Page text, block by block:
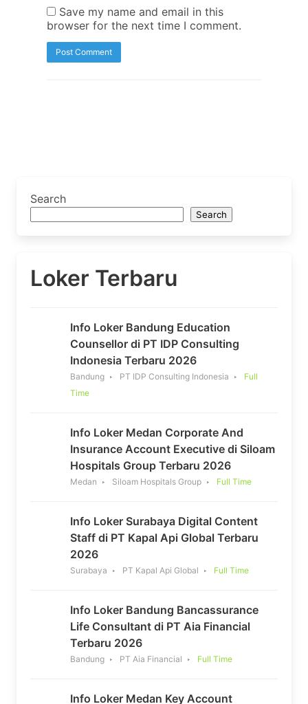
Save my name and email in this
browser for the next time I comment.
Search
Search
Loker Terbaru
Info Loker Bandung Education
Counsellor di PT IDP Consulting
Indonesia Terbaru 2026
Bandung PT IDP Consulting Indonesia
Full
Time
Info Loker Medan Corporate And
Insurance Account Executive di Siloam
Hospitals Group Terbaru 2026
Medan Siloam Hospitals Group Full Time
Info Loker Surabaya Digital Content
Staff di PT Kapal Api Global Terbaru
2026
Surabaya PT Kapal Api Global Full Time
Info Loker Bandung Bancassurance
Life Consultant di PT Aia Financial
Terbaru 2026
Bandung PT Aia Financial Full Time
Info Loker Medan Key Account